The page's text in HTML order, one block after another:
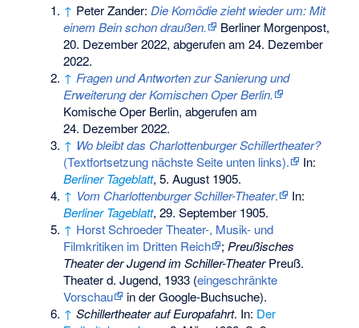
↑ Peter Zander: Die Komödie zieht wieder um: Mit
einem Bein schon draußen.
Berliner Morgenpost,
20. Dezember 2022, abgerufen am 24. Dezember
2022.
↑ Fragen und Antworten zur Sanierung und
Erweiterung der Komischen Oper Berlin.
Komische Oper Berlin, abgerufen am
24. Dezember 2022.
↑ Wo bleibt das Charlottenburger Schillertheater?
(Textfortsetzung nächste Seite unten links).
In:
Berliner Tageblatt, 5. August 1905.
↑ Vom Charlottenburger Schiller-Theater.
In:
Berliner Tageblatt, 29. September 1905.
↑ Horst Schroeder Theater-, Musik- und
Filmkritiken im Dritten Reich
; Preußisches
Theater der Jugend im Schiller-TheaterPreuß.
Theater d. Jugend, 1933 (eingeschränkte
Vorschau
in der Google-Buchsuche).
↑ Schillertheater auf Europafahrt. In: Der